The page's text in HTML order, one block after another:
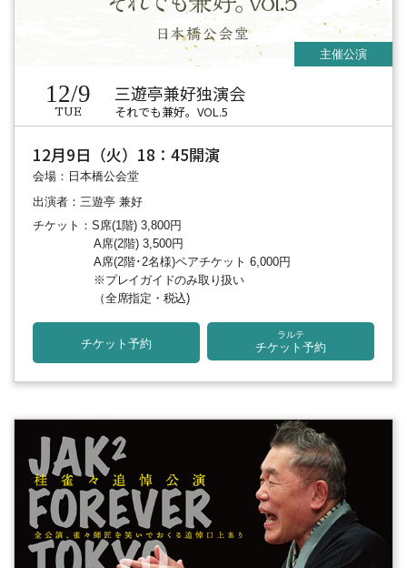
12/9
TUE
三遊亭兼好独演会
それでも兼好。VOL.5
12月9日（火）18：45開演
会場：日本橋公会堂
出演者：三遊亭 兼好
チケット：S席(1階) 3,800円
A席(2階) 3,500円
A席(2階･2名様)ペアチケット 6,000円
※プレイガイドのみ取り扱い
（全席指定・税込)
チケット予約
ラルテ
チケット予約